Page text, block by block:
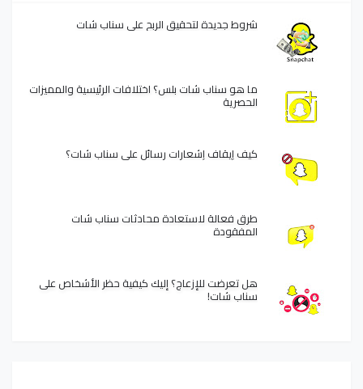
شروط جديدة لتحقيق الربح على سناب شات
ما هو سناب شات بلس؟ اختلافات الرئيسية والمميزات
الحصرية
كيف إيقاف إشعارات رسائل على سناب شات؟
طرق فعالة لاستعادة محادثات سناب شات
المفقودة
هل تعرضت للإزعاج؟ إليك كيفية حظر الأشخاص على
سناب شات!